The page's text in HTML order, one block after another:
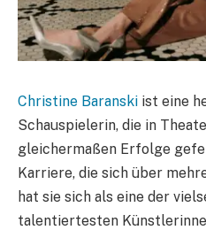
Christine Baranski ist eine
Schauspielerin, die in
gleichermaßen Erfolge
Karriere, die sich über
hat sie sich als eine der
talentiertesten